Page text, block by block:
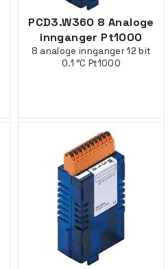
PCD3.W360 8 Analoge
innganger Pt1000
8 analoge innganger 12 bit
0.1 °C Pt1000